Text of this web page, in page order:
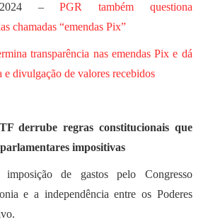
–PGR também questiona
chamadas “emendas Pix”
transparência nas emendas Pix e dá
e divulgação de valores recebidos
derrube regras constitucionais que
impositivas
de gastos pelo Congresso
e a independência entre os Poderes